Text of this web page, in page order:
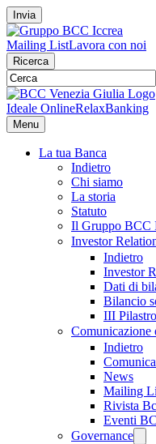
Invia
Mailing ListLavora con noi
Ricerca
Ideale OnlineRelaxBanking
Menu
La tua Banca
Indietro
Chi siamo
La storia
Statuto
Il Gruppo BCC
Investor
Indietro
Investor
Dati di
Bilancio
III
Comunicazione
Indietro
News
Mailing
Rivista
Eventi
Governance